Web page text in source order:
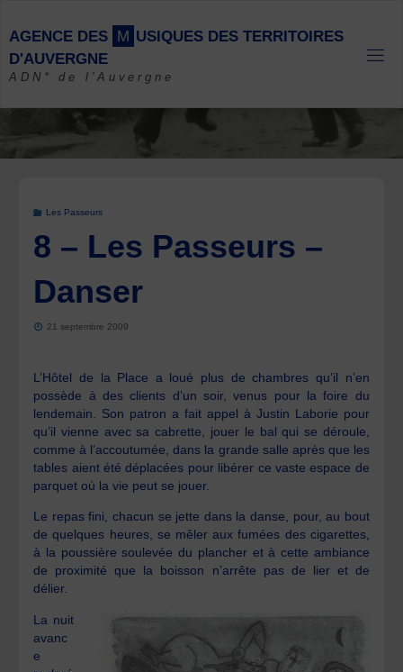
content
AGENCE DES M USIQUES DES TERRITOIRES
D'AUVERGNE
ADN* de l'Auvergne
Les Passeurs
8 – Les Passeurs –
Danser
21 septembre 2009
L’Hôtel de la Place a loué plus de chambres qu’il n’en
possède à des clients d’un soir, venus pour la foire du
lendemain. Son patron a fait appel à Justin Laborie pour
qu’il vienne avec sa cabrette, jouer le bal qui se déroule,
comme à l’accoutumée, dans la grande salle après que les
tables aient été déplacées pour libérer ce vaste espace de
parquet où la vie peut se jouer.
Le repas fini, chacun se jette dans la danse, pour, au bout
de quelques heures, se mêler aux fumées des cigarettes,
à la poussière soulevée du plancher et à cette ambiance
de proximité que la boisson n’arrête pas de lier et de
délier.
La nuit
avanc
e